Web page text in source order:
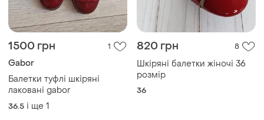
1500 грн 1
Gabor
Балетки туфлі шкіряні
лаковані gabor
36.5 і ще 1
820 грн 8
Шкіряні балетки жіночі 36
розмір
36